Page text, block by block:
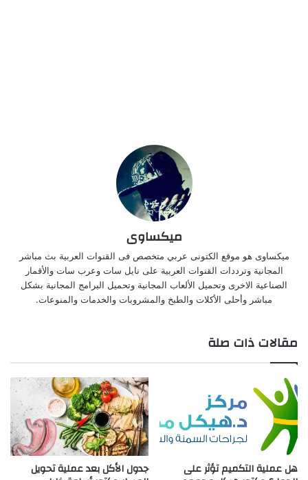
ميكساوى
ميكساوى هو موقع الكتونى عربي متخصص فى القنوات العربية بث مباشر
المجانية وترددات القنوات العربية على نايل سات وعرب سات والأقمار
الصناعية الاخرى وتحميل الألعاب المجانية وتحميل البرامج المجانية بشكل
مباشر وأحلى الأكلات والطبخ والمشروبات والخدمات والمنوعات.
مقالات ذات صلة
هل عملية التكميم تؤثر على جدول الأكل بعد عملية تحويل